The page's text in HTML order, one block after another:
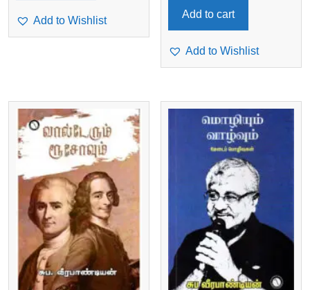
Add to Wishlist
Add to cart
Add to Wishlist